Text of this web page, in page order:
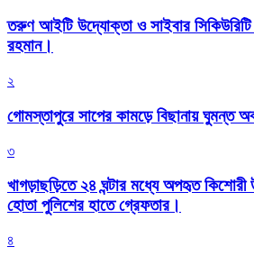
তরুণ আইটি উদ্যোক্তা ও সাইবার সিকিউরিটি
রহমান।
২
গোমস্তাপুরে সাপের কামড়ে বিছানায় ঘুমন্ত
৩
খাগড়াছড়িতে ২৪ ঘন্টার মধ্যে অপহৃত
হোতা পুলিশের হাতে গ্রেফতার।
৪